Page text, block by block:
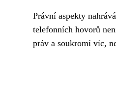
Právní aspekty
telefonních hovorů
práv a soukromí víc,